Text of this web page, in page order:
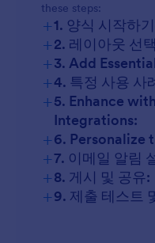
these steps:
+1. 양식 시작하
+2. 레이아웃 선
+3. Add
+4. 특정 사용 사
+5. Enhance
Integrations:
+6. Personalize
+7. 이메일 알림
+8. 게시 및 공유:
+9. 제출 테스트